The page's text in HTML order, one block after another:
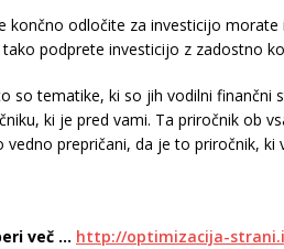
končno odločite za investicijo
tako podprete investicijo z zadostno
so tematike, ki so jih vodilni finančni
ki je pred vami. Ta priročnik ob
vedno prepričani, da je to priročnik,
več … http://optimizacija-